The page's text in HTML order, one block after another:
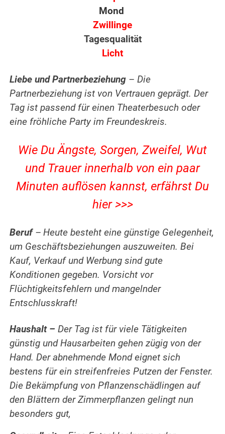
Mond
Zwillinge
Tagesqualität
Licht
Liebe und Partnerbeziehung – Die
Partnerbeziehung ist von Vertrauen geprägt. Der
Tag ist passend für einen Theaterbesuch oder
eine fröhliche Party im Freundeskreis.
Wie Du Ängste, Sorgen, Zweifel, Wut
und Trauer innerhalb von ein paar
Minuten auflösen kannst, erfährst Du
hier >>>
Beruf– Heute besteht eine günstige Gelegenheit,
um Geschäftsbeziehungen auszuweiten. Bei
Kauf, Verkauf und Werbung sind gute
Konditionen gegeben. Vorsicht vor
Flüchtigkeitsfehlern und mangelnder
Entschlusskraft!
Haushalt –Der Tag ist für viele Tätigkeiten
günstig und Hausarbeiten gehen zügig von der
Hand. Der abnehmende Mond eignet sich
bestens für ein streifenfreies Putzen der Fenster.
Die Bekämpfung von Pflanzenschädlingen auf
den Blättern der Zimmerpflanzen gelingt nun
besonders gut,